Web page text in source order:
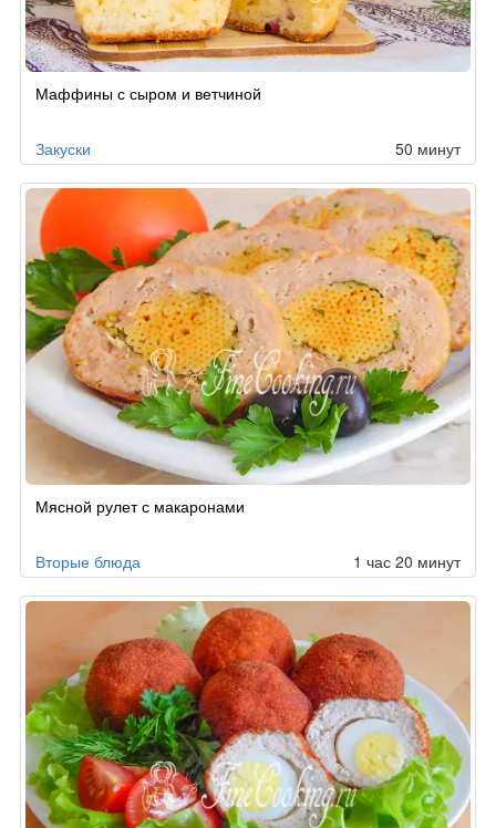
Маффины с сыром и ветчиной
Закуски 50 минут
Мясной рулет с макаронами
Вторые блюда 1 час 20 минут